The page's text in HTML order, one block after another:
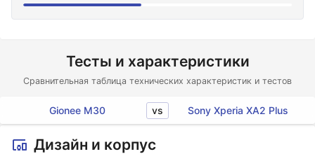
Тесты и характеристики
Сравнительная таблица технических характеристик и тестов
Gionee M30 vs Sony Xperia XA2 Plus
Дизайн и корпус